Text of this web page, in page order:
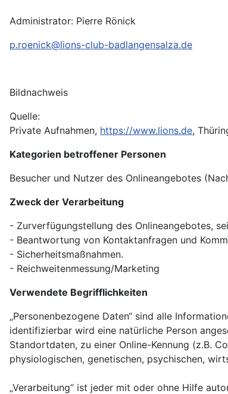
Administrator: Pierre Rönick
p.roenick@lions-club-badlangensalza.de
Bildnachweis
Quelle:
Private Aufnahmen, https://www.lions.de,
Kategorien betroffener Personen
Besucher und Nutzer des Onlineangebotes
Zweck der Verarbeitung
- Zurverfügungstellung des Onlineangebotes,
- Beantwortung von Kontaktanfragen und
- Sicherheitsmaßnahmen.
- Reichweitenmessung/Marketing
Verwendete Begrifflichkeiten
„Personenbezogene Daten“ sind alle
identifizierbar wird eine natürliche Person
Standortdaten, zu einer Online-Kennung (z.B.
physiologischen, genetischen, psychischen,
„Verarbeitung“ ist jeder mit oder ohne Hilfe